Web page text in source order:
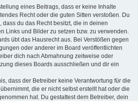
eines Beitrags, dass er keine Inhalte
Recht oder die guten Sitten verstoßen. Du
dass du das Recht besitzt, die in deinen
Links und Bilder zu setzen bzw. zu verwenden.
übt das Hausrecht aus. Bei Verstößen gegen
oder anderer im Board veröffentlichten
dich nach Abmahnung zeitweise oder
dieses Boards ausschließen und dir ein
dass der Betreiber keine Verantwortung für die
die er nicht selbst erstellt hat oder die
hat. Du gestattest dem Betreiber, dein